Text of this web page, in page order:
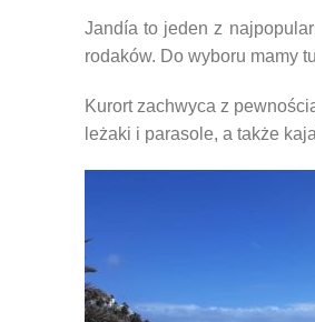
Jandía to jeden z
rodaków. Do wyboru mamy
Kurort zachwyca z
leżaki i parasole, a także